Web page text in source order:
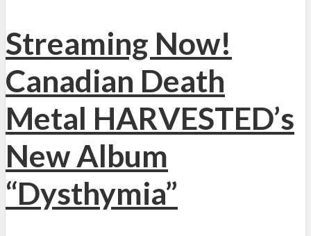
Streaming Now!
Canadian Death
Metal HARVESTED’s
New Album
“Dysthymia”